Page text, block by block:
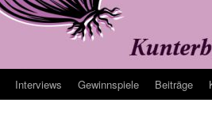
Interviews Gewinnspiele Beiträge